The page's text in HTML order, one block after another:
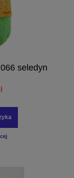
seledyn